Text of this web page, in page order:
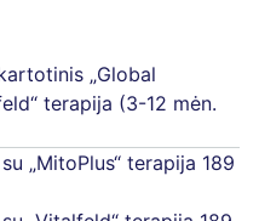
„Global
terapija (3-12 mėn.
„MitoPlus“ terapija 189